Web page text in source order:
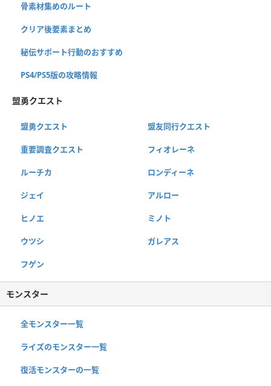
骨素材集めのルート
クリア後要素まとめ
秘伝サポート行動のおすすめ
PS4/PS5版の攻略情報
盟勇クエスト
盟勇クエスト 盟友同行クエスト
重要調査クエスト フィオレーネ
ルーチカ ロンディーネ
ジェイ アルロー
ヒノエ ミノト
ウツシ ガレアス
フゲン
モンスター
全モンスター一覧
ライズのモンスター一覧
復活モンスターの一覧